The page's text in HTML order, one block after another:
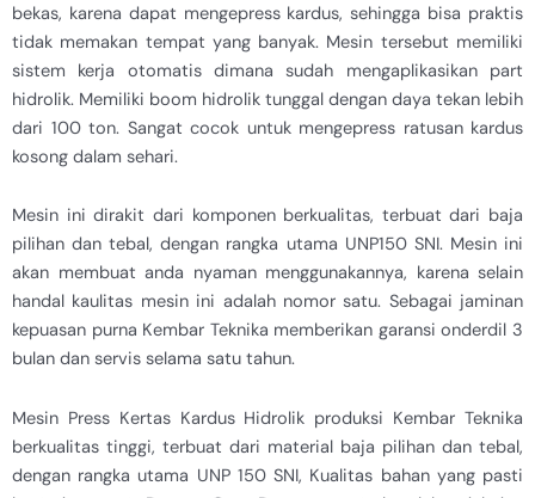
bekas, karena dapat mengepress kardus, sehingga bisa praktis
tidak memakan tempat yang banyak. Mesin tersebut memiliki
sistem kerja otomatis dimana sudah mengaplikasikan part
hidrolik. Memiliki boom hidrolik tunggal dengan daya tekan lebih
dari 100 ton. Sangat cocok untuk mengepress ratusan kardus
kosong dalam sehari.
Mesin ini dirakit dari komponen berkualitas, terbuat dari baja
pilihan dan tebal, dengan rangka utama UNP150 SNI. Mesin ini
akan membuat anda nyaman menggunakannya, karena selain
handal kaulitas mesin ini adalah nomor satu. Sebagai jaminan
kepuasan purna Kembar Teknika memberikan garansi onderdil 3
bulan dan servis selama satu tahun.
Mesin Press Kertas Kardus Hidrolik produksi Kembar Teknika
berkualitas tinggi, terbuat dari material baja pilihan dan tebal,
dengan rangka utama UNP 150 SNI, Kualitas bahan yang pasti